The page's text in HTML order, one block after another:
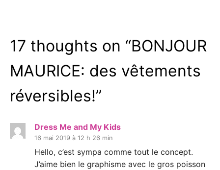
17 thoughts on “BONJOUR
MAURICE: des vêtements
réversibles!”
Dress Me and My Kids
16 mai 2019 à 12 h 26 min
Hello, c’est sympa comme tout le concept.
J’aime bien le graphisme avec le gros poisson